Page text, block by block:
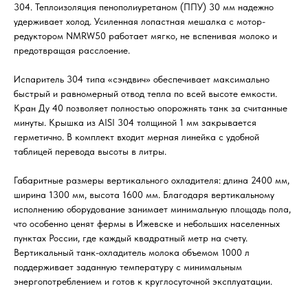
304. Теплоизоляция пенополиуретаном (ППУ) 30 мм надежно
удерживает холод. Усиленная лопастная мешалка с мотор-
редуктором NMRW50 работает мягко, не вспенивая молоко и
предотвращая расслоение.
Испаритель 304 типа «сэндвич» обеспечивает максимально
быстрый и равномерный отвод тепла по всей высоте емкости.
Кран Ду 40 позволяет полностью опорожнять танк за считанные
минуты. Крышка из AISI 304 толщиной 1 мм закрывается
герметично. В комплект входит мерная линейка с удобной
таблицей перевода высоты в литры.
Габаритные размеры вертикального охладителя: длина 2400 мм,
ширина 1300 мм, высота 1600 мм. Благодаря вертикальному
исполнению оборудование занимает минимальную площадь пола,
что особенно ценят фермы в Ижевске и небольших населенных
пунктах России, где каждый квадратный метр на счету.
Вертикальный танк-охладитель молока объемом 1000 л
поддерживает заданную температуру с минимальным
энергопотреблением и готов к круглосуточной эксплуатации.